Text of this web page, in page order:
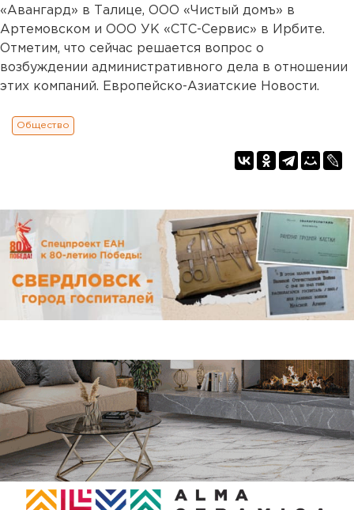
«Авангард» в Талице, ООО «Чистый домъ» в
Артемовском и ООО УК «СТС-Сервис» в Ирбите.
Отметим, что сейчас решается вопрос о
возбуждении административного дела в отношении
этих компаний. Европейско-Азиатские Новости.
Общество